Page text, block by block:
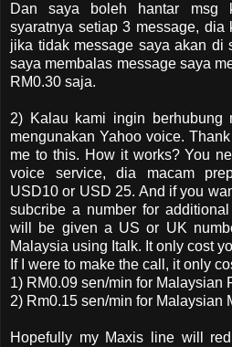
Dan saya boleh hantar msg
syaratnya setiap 3 message, dia
jika tidak message saya akan di
saya membalas message saya
RM0.30 saja.
2) Kalau kami ingin berhubung
mengunakan Yahoo voice.
me to this. How it works? You
voice service, dia macam
USD10 or USD 25. And if you
subcribe a number for
will be given a US or UK
Malaysia using Italk. It only cost
If I were to make the call, it only
1) RM0.09 sen/min for Malaysian
2) Rm0.15 sen/min for Malaysian
Hopefully my Maxis line will